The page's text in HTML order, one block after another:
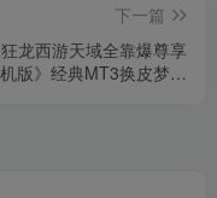
下一篇
狂龙西游天域全靠爆尊享
版》经典MT3换皮梦幻